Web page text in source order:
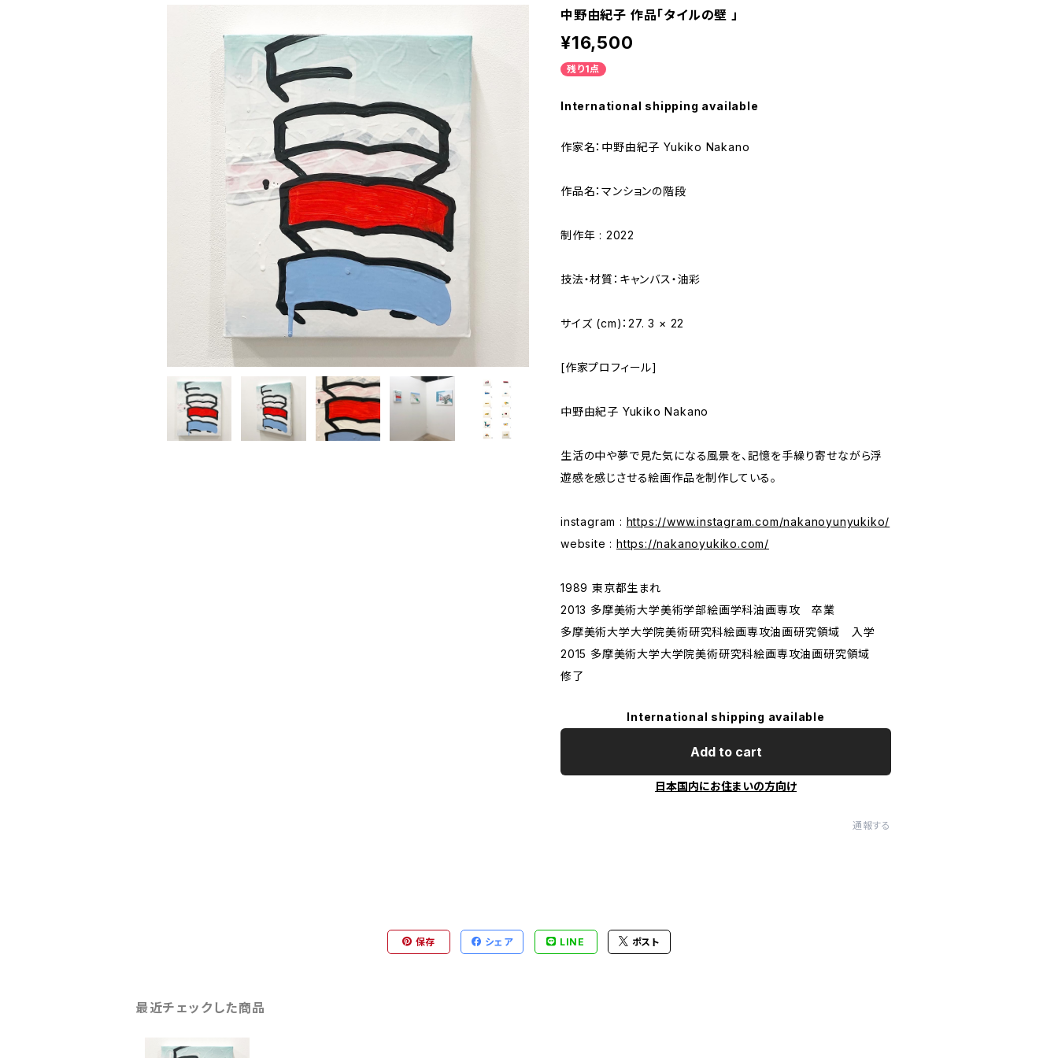
中野由紀子 作品「タイルの壁 」
¥16,500
残り1点
International shipping available
作家名：中野由紀子 Yukiko Nakano
作品名：マンションの階段
制作年 : 2022
技法・材質：キャンバス・油彩
サイズ (cm)：27. 3 × 22
[作家プロフィール]
中野由紀子 Yukiko Nakano
生活の中や夢で見た気になる風景を、記憶を手繰り寄せながら浮
遊感を感じさせる絵画作品を制作している。
instagram : https://www.instagram.com/nakanoyunyukiko/
website : https://nakanoyukiko.com/
1989 東京都生まれ
2013 多摩美術大学美術学部絵画学科油画専攻 卒業
多摩美術大学大学院美術研究科絵画専攻油画研究領域 入学
2015 多摩美術大学大学院美術研究科絵画専攻油画研究領域
修了
International shipping available
Add to cart
日本国内にお住まいの方向け
通報する
保存 シェア LINE ポスト
最近チェックした商品